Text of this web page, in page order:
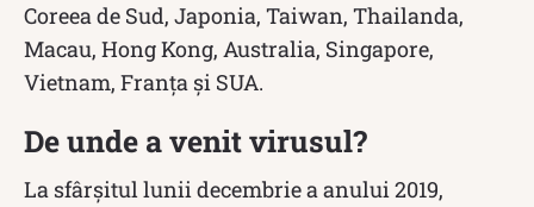
Coreea de Sud, Japonia, Taiwan, Thailanda,
Macau, Hong Kong, Australia, Singapore,
Vietnam, Franța și SUA.
De unde a venit virusul?
La sfârșitul lunii decembrie a anului 2019,